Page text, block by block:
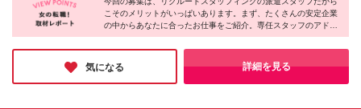
遣先企業の社員と連携・協働しながら取り組むので、
コミュニケーションスキルも活かせます。
は2ヶ月間ですが、再契約の予定があります。
手県 ■首都圏 東京都、神奈川県、千葉県、埼玉県 ■北
関東 栃木県、茨城県、群馬県 ■東海 愛知県、静岡
県、三重県、岐阜県 ■関西 大阪府、京都府、兵庫県、
奈良県、滋賀県 ■九州 福岡県 【派遣就業中における
勤務地変更の範囲】変更なし
こそのメリットがいっぱいあります。まず、たくさんの安定企業
の中からあなたに合ったお仕事をご紹介。専任スタッフのアドバ
イスや研修などのサポートもあるので、未経験の方も安心です
ね！「事務デビューしたい」という方はぜひこの機会にチャレン
ジしてみてはいかがでしょうか。
気になる 詳細を見る